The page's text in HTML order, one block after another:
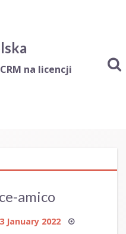
na licencji
amico
Posted
on
3 January 2022